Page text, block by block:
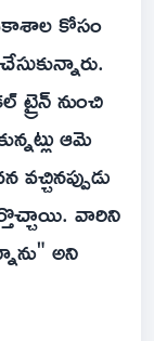
కోసం
ట్రైన్ నుంచి
ఆమె
వారిని
అని